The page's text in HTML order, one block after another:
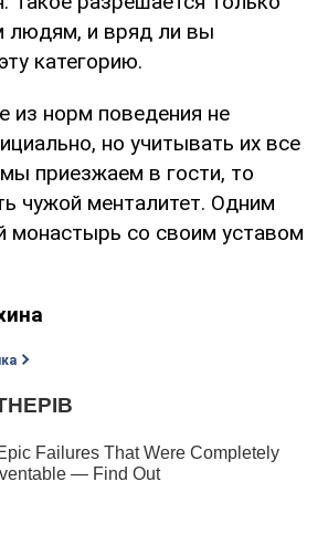
людям, и вряд ли вы
категорию.
из норм поведения не
но учитывать их все
приезжаем в гости, то
чужой менталитет. Одним
монастырь со своим уставом